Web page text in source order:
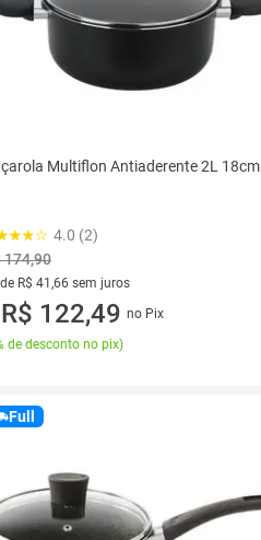
Multiflon Antiaderente 2L 18cm
4.0 (2)
174,90
R$ 41,66 sem juros
de R$ 41,66 sem juros
R$ 122,49 no Pix
de desconto no pix)
Full